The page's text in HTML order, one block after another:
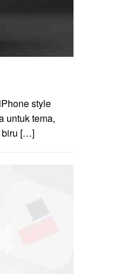
style
untuk tema,
biru […]